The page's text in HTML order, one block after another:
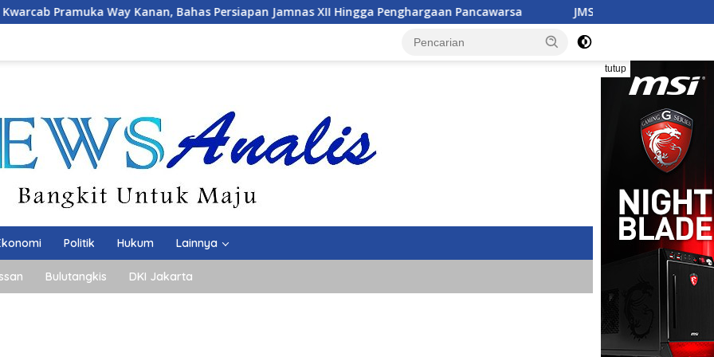
Persiapan Jamnas XII Hingga Penghargaan Pancawarsa JMSI Dorong Transparansi Penanganan Perkara di Kejati
tutup
Politik Hukum Lainnya
Bulutangkis DKI Jakarta